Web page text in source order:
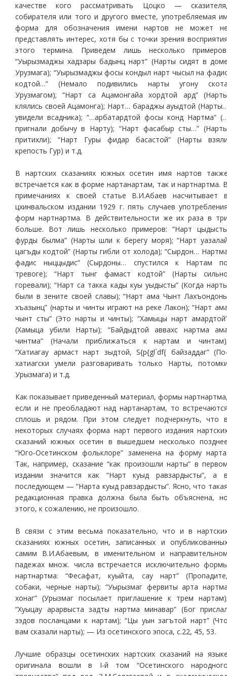
качестве кого рассматривать Цоцко —
собирателя или того и другого вместе, употребляемая
форма для обозначения имени нартов не может
представлять интерес, хотя бы с точки зрения
этого термина. Приведем лишь несколько
“Уырызмаджы хадзары бадынц нарт” (Нарты сидят в
Урузмага); “Уырызмаджы фосы кондыл нарт чысыл на
кодтой…” (Немало подивились нарты угону
Урузмагом); “Нарт са Ацамонгайа хордтой ард”
клялись своей Ацамонга); Нарт… бараджы ауыдтой
увидели всадника); “…арбатардтой фосы конд Нартма”
пригнали добычу в Нарту); “Нарт фасабыр сты…”
притихли); “Нарт Гуры фидар басастой” (Нарты
крепость Гур) и т.д.
В нартских сказаниях южных осетин имя нартов
встречается как в форме нартанартам, так и нартнартма.
примечаниях к своей статье В.И.Абаев насчитывает
цхинвальском издании 1929 г. пять случаев
форм нартнартма. В действительности же их раза в
больше. Вот лишь несколько примеров: “Нарт
фурды былма” (Нарты шли к берегу моря); “Нарт
цагъды кодтой” (Нарты гибли от холода); “Сырдон…
фадис ныццыдис” (Сырдоны… спустился к Нартам
тревоге); “Нарт тынг фамаст кодтой” (Нарты
горевали); “Нарт са такка кады куы уыдысты” (Когда
были в зените своей славы); “Нарт ама Чынт
хъазынц” (нарты и чинты играют на реке Лакон); “Нарт
чынт сты” (Это нарты и чинты); “Хамыцы нарт
(Хамыца убили Нарты); “Байдыдтой аввахс нартма
чинтма” (Начали приближаться к нартам и
“Хатиагау армаст нарт зыдтой, S{p{gl`df{ байзаддаг”
хатиагски умели разговаривать только Нарты,
Урызмага) и т.д.
Как показывает приведенный материал, формы
если и не преобладают над нартанартам, то
сплошь и рядом. При этом следует подчеркнуть, что
некоторых случаях форма нарт первого издания
сказаний южных осетин в вышедшем несколько
“Юго-Осетинском фольклоре” заменена на форму
Так, например, сказание “как произошли нарты” в
издании значится как “Нарт куыд равзардысты”, а
последующем — “Нарта куыд равзардысты”. Ясно, что
редакционная правка должна была быть объяснена,
этого, к сожалению, не произошло.
В связи с этим весьма показательно, что и в
сказаниях южных осетин, записанных и
самим В.И.Абаевым, в именительном и
падежах множ. числа встречается исключительно
нартнартма: “Фесафат, куыйта, сау нарт”
собаки, черные нарты); “Уырызмаг фервиты арта
хонаг” (Урызмаг посылает приглашение к трем
“Хуыцау арарвыста задты нартма минавар” (Бог
зэдов посланцами к нартам); “Цы уын загътой нарт”
вам сказали нарты); — Из осетинского эпоса, с.22, 45, 53.
Лучшие образцы осетинских нартских сказаний на
оригинала вошли в I-й том “Осетинского